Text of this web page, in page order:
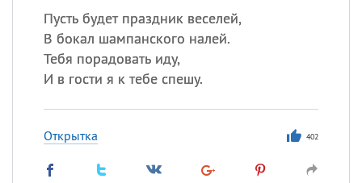
Пусть будет праздник веселей,
В бокал шампанского налей.
Тебя порадовать иду,
И в гости я к тебе спешу.
Открытка 402